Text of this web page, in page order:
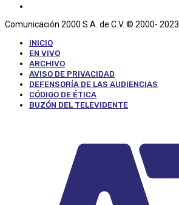
Comunicación 2000 S.A. de C.V. © 2000- 2023
INICIO
EN VIVO
ARCHIVO
AVISO DE PRIVACIDAD
DEFENSORÍA DE LAS AUDIENCIAS
CÓDIGO DE ÉTICA
BUZÓN DEL TELEVIDENTE